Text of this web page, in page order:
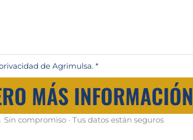
de Agrimulsa. *
MÁS
Sin compromiso · Tus datos están seguros